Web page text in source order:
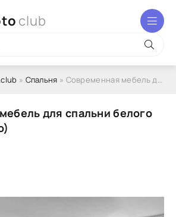
club
» Спальня » Современная мебель для спальни белого цвета (73 фото)
для спальни белого